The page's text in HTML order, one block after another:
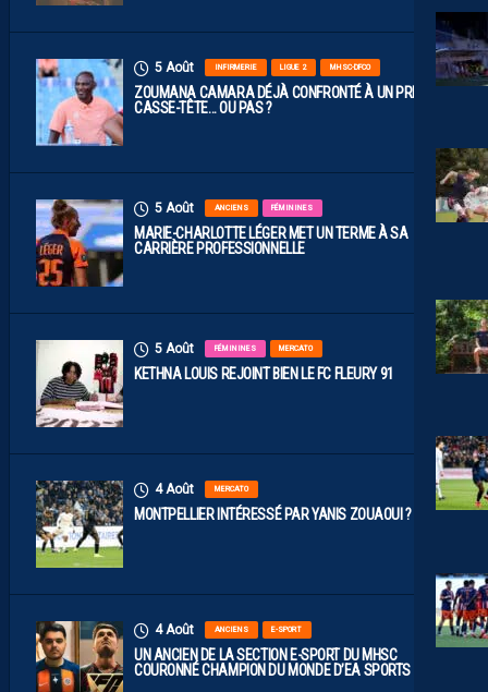
5 Août INFIRMERIE LIGUE 2 MHSC-DFCO
ZOUMANA CAMARA DÉJÀ CONFRONTÉ À UN PREMIER
CASSE-TÊTE… OU PAS ?
5 Août ANCIENS FÉMININES
MARIE-CHARLOTTE LÉGER MET UN TERME À SA
CARRIÈRE PROFESSIONNELLE
5 Août FÉMININES MERCATO
KETHNA LOUIS REJOINT BIEN LE FC FLEURY 91
4 Août MERCATO
MONTPELLIER INTÉRESSÉ PAR YANIS ZOUAOUI ?
4 Août ANCIENS E-SPORT
UN ANCIEN DE LA SECTION E-SPORT DU MHSC
COURONNÉ CHAMPION DU MONDE D’EA SPORTS FC